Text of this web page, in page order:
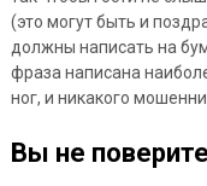
(это могут быть и
должны написать на
фраза написана
ног, и никакого
Вы не